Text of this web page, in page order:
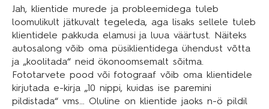
Jah, klientide murede ja probleemidega tuleb
loomulikult jätkuvalt tegeleda, aga lisaks sellele tuleb
klientidele pakkuda elamusi ja luua väärtust. Näiteks
autosalong võib oma püsiklientidega ühendust võtta
ja „koolitada“ neid ökonoomsemalt sõitma.
Fototarvete pood või fotograaf võib oma klientidele
kirjutada e-kirja „10 nippi, kuidas ise paremini
pildistada“ vms… Oluline on klientide jaoks n-ö pildil